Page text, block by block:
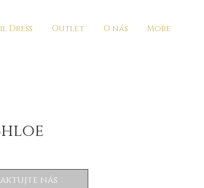
nás
Dress Outlet O nás More